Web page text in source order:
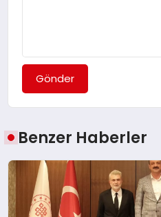
Gönder
Benzer Haberler